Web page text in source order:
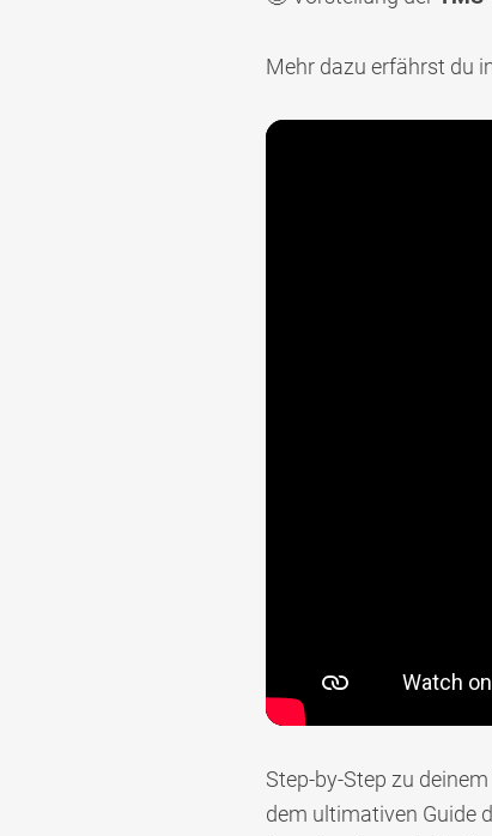
Mehr dazu erfährst du
Step-by-Step zu deinem
dem ultimativen Guide